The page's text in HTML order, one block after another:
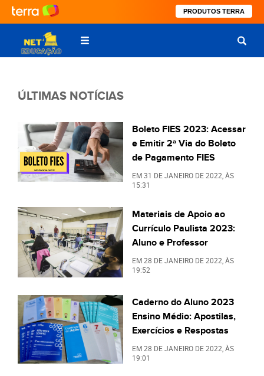
PRODUTOS TERRA
ÚLTIMAS NOTÍCIAS
Boleto FIES 2023: Acessar
e Emitir 2ª Via do Boleto
de Pagamento FIES
EM31 DE JANEIRO DE 2022 , ÀS
15:31
Materiais de Apoio ao
Currículo Paulista 2023:
Aluno e Professor
EM28 DE JANEIRO DE 2022 , ÀS
19:52
Caderno do Aluno 2023
Ensino Médio: Apostilas,
Exercícios e Respostas
EM28 DE JANEIRO DE 2022, ÀS
19:01